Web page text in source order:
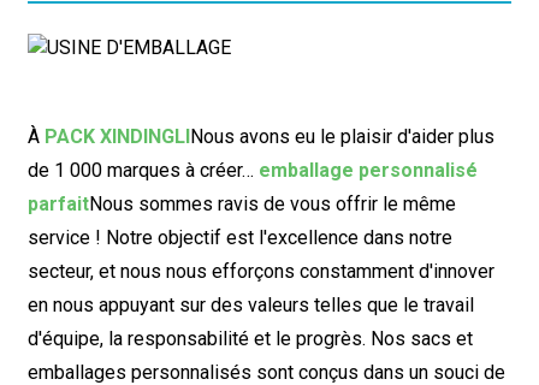
À PACK XINDINGLINous avons eu le plaisir d'aider plus
de 1 000 marques à créer… emballage personnalisé
parfaitNous sommes ravis de vous offrir le même
service ! Notre objectif est l'excellence dans notre
secteur, et nous nous efforçons constamment d'innover
en nous appuyant sur des valeurs telles que le travail
d'équipe, la responsabilité et le progrès. Nos sacs et
emballages personnalisés sont conçus dans un souci de